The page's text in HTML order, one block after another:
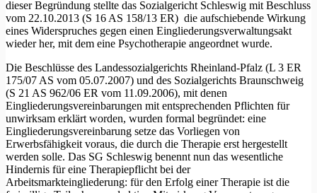
dieser Begründung stellte das Sozialgericht Schleswig mit Beschluss
vom 22.10.2013 (S 16 AS 158/13 ER) die aufschiebende Wirkung
eines Widerspruches gegen einen Eingliederungsverwaltungsakt
wieder her, mit dem eine Psychotherapie angeordnet wurde.
Die Beschlüsse des Landessozialgerichts Rheinland-Pfalz (L 3 ER
175/07 AS vom 05.07.2007) und des Sozialgerichts Braunschweig
(S 21 AS 962/06 ER vom 11.09.2006), mit denen
Eingliederungsvereinbarungen mit entsprechenden Pflichten für
unwirksam erklärt worden, wurden formal begründet: eine
Eingliederungsvereinbarung setze das Vorliegen von
Erwerbsfähigkeit voraus, die durch die Therapie erst hergestellt
werden solle. Das SG Schleswig benennt nun das wesentliche
Hindernis für eine Therapiepflicht bei der
Arbeitsmarkteingliederung: für den Erfolg einer Therapie ist die